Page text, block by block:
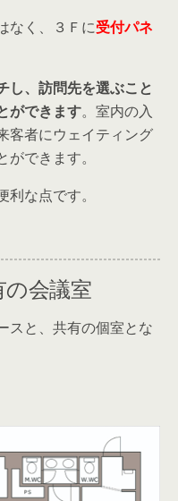
なく、３Ｆに受付パネ
し、訪問先を選ぶこと
ができます。室内の入
客者にウェイティング
できます。
な点です。
会議室
スと、共有の個室とな